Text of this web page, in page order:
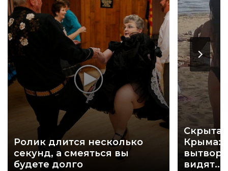
Ролик длится несколько
секунд, а смеяться вы
будете долго
Крыма:
видят...